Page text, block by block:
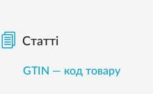
Статті
GTIN — код товару